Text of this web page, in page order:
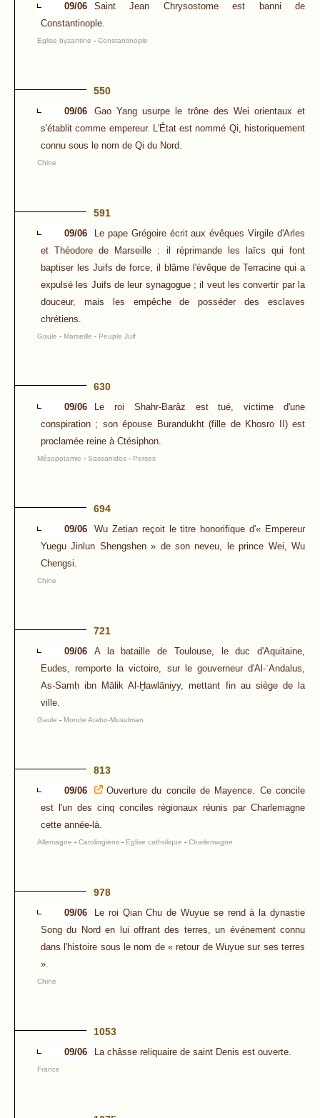
09/06
Saint Jean Chrysostome est banni de
Constantinople.
Eglise byzantine - Constantinople
550
09/06
Gao Yang usurpe le trône des Wei orientaux et
s'établit comme empereur. L'État est nommé Qi, historiquement
connu sous le nom de Qi du Nord.
Chine
591
09/06
Le pape Grégoire écrit aux évêques Virgile d'Arles
et Théodore de Marseille : il réprimande les laïcs qui font
baptiser les Juifs de force, il blâme l'évêque de Terracine qui a
expulsé les Juifs de leur synagogue ; il veut les convertir par la
douceur, mais les empêche de posséder des esclaves
chrétiens.
Gaule - Marseille - Peuple Juif
630
09/06
Le roi Shahr-Barâz est tué, victime d'une
conspiration ; son épouse Burandukht (fille de Khosro II) est
proclamée reine à Ctésiphon.
Mésopotamie - Sassanides - Perses
694
09/06
Wu Zetian reçoit le titre honorifique d'« Empereur
Yuegu Jinlun Shengshen » de son neveu, le prince Wei, Wu
Chengsi.
Chine
721
09/06
A la bataille de Toulouse, le duc d'Aquitaine,
Eudes, remporte la victoire, sur le gouverneur d'Al-ʾAndalus,
As-Samḥ ibn Mālik Al-Ḫawlāniyy, mettant fin au siège de la
ville.
Gaule - Monde Arabo-Musulman
813
09/06
Ouverture du concile de Mayence. Ce concile
est l'un des cinq conciles régionaux réunis par Charlemagne
cette année-là.
Allemagne - Carolingiens - Eglise catholique - Charlemagne
978
09/06
Le roi Qian Chu de Wuyue se rend à la dynastie
Song du Nord en lui offrant des terres, un événement connu
dans l'histoire sous le nom de « retour de Wuyue sur ses terres
».
Chine
1053
09/06 La châsse reliquaire de saint Denis est ouverte.
France